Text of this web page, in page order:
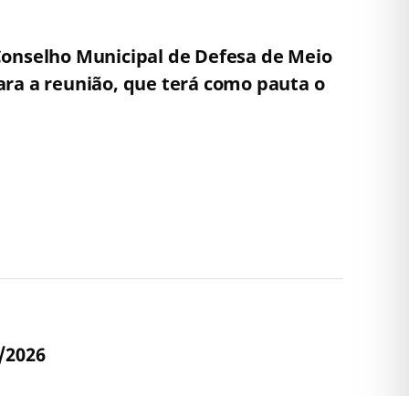
Municipal de Defesa de Meio
a reunião, que terá como pauta o
2026